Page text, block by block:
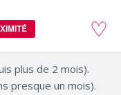
plus de 2 mois).
presque un mois).